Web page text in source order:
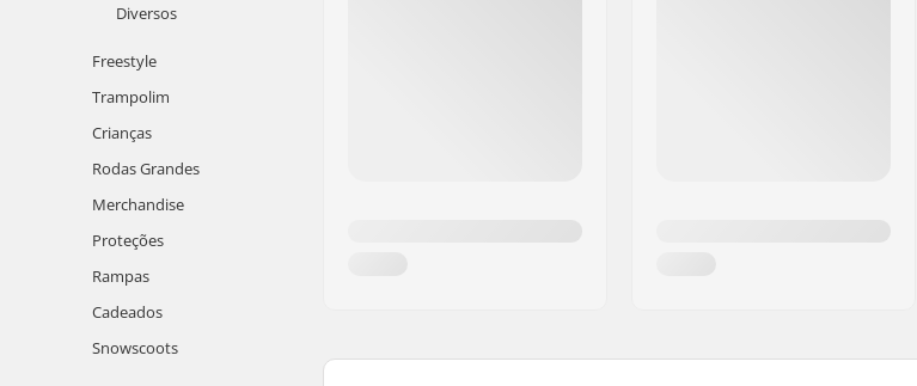
Diversos
Freestyle
Trampolim
Crianças
Rodas Grandes
Merchandise
Proteções
Rampas
Cadeados
Snowscoots